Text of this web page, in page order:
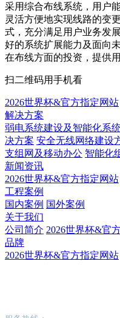
采用综合布线系统，用户
灵活方便地实现线路的变
式，充分满足用户业务发
好的系统扩展能力及面向
在布线方面的投资，提供
扫二维码用手机看
2026世界杯&官方指定网站
解决方案
弱电系统建设及智能化系
决方案 安全无线网络建设
支组网及移动办公 智能化
新闻资讯
2026世界杯&官方指定网站
工程案例
国内案例 国外案例
关于我们
公司简介 2026世界杯&官
品牌
2026世界杯&官方指定网站